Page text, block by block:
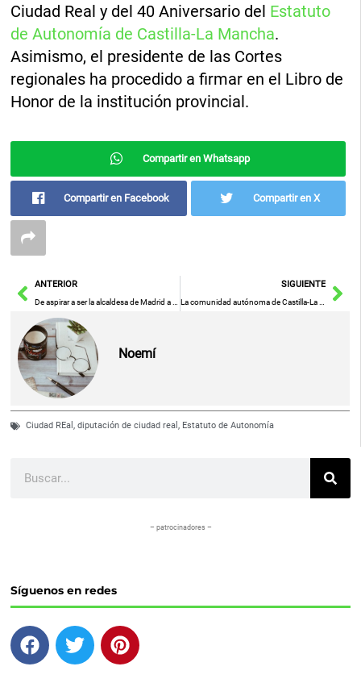
Ciudad Real y del 40 Aniversario del Estatuto
de Autonomía de Castilla-La Mancha.
Asimismo, el presidente de las Cortes
regionales ha procedido a firmar en el Libro de
Honor de la institución provincial.
Compartir en Whatsapp
Compartir en Facebook Compartir en X
AntANTERIOR SIGUIENTE
Noemí
Ciudad REal,diputación de ciudad real, Estatuto de Autonomía
– patrocinadores –
Síguenos en redes
F
a
T
w
P
i